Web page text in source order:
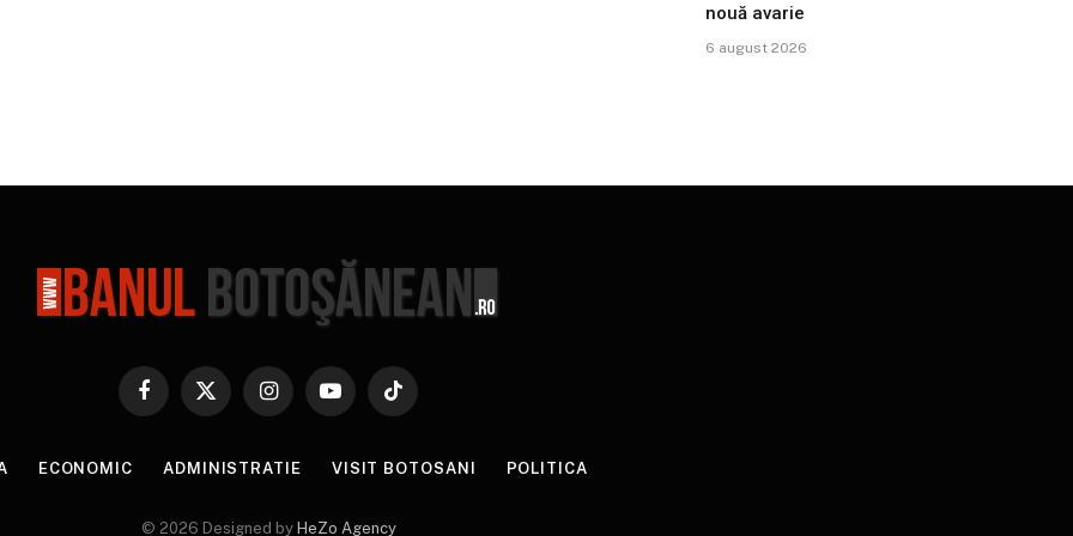
nouă avarie
6 august 2026
Facebook
X
InstagramYouTubeTikTok
ECONOMIC ADMINISTRATIE VISIT BOTOSANI POLITICA
© 2026 Designed by HeZo Agency